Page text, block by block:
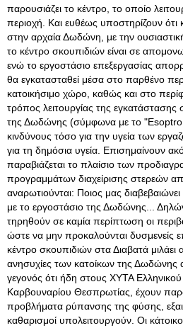
παρουσιάζει το κέντρο, το οποίο
περιοχή. Και ευθέως υποστηρίζουν ότι
στην αρχαία Δωδώνη, με την
το κέντρο σκουπιδιών είναι σε
ενώ το εργοστάσιο επεξεργασίας
θα εγκατασταθεί μέσα στο παρθένο
κατοικήσιμο χώρο, καθώς και στο
τρόπος λειτουργίας της εγκατάστασης
της Δωδώνης (σύμφωνα με το
κινδύνους τόσο για την υγεία των
για τη δημόσια υγεία . Επισημαίνουν
παραβιάζεται το πλαίσιο των
προγραμμάτων διαχείρισης στερεών
αναρωτιούνται: Ποιος μας διαβεβαιώνει
με το εργοστάσιο της Δωδώνης...
τηρηθούν σε καμία περίπτωση οι
ώστε να μην προκαλούνται δυσμενείς
κέντρο σκουπιδιών στα Διαβατά
ανησυχίες των κατοίκων της Δωδώνης
γεγονός ότι ήδη στους ΧΥΤΑ Ελληνικού
Καρβουναρίου Θεσπρωτίας, έχουν
προβλήματα ρύπανσης της φύσης,
καθαρισμοί υπολειτουργούν. Οι